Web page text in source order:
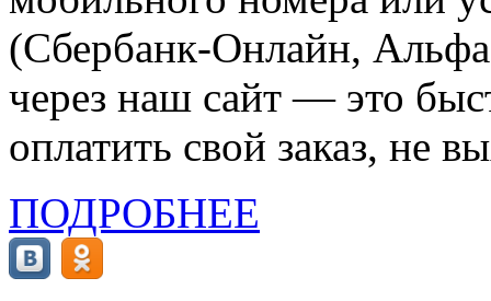
(Сбербанк-Онлайн,
через наш сайт — это
оплатить свой заказ, не
ПОДРОБНЕЕ